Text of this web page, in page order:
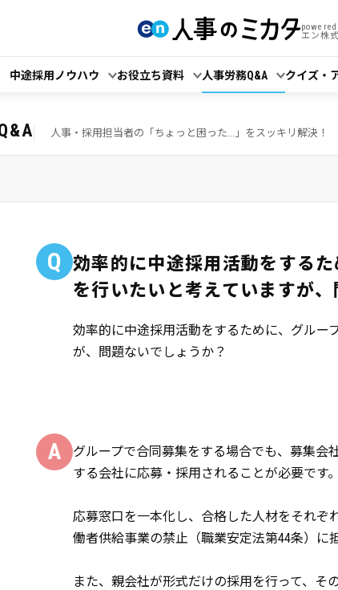
エン株
中途採用ノウハウ お役立ち資料 人事労務Q&A クイズ・
人事・採用担当者の「ちょっと困った...」をスッキリ解決！
Q
効率的に中途採用活動をする
を行いたいと考えていますが
効率的に中途採用活動をするために、グルー
が、問題ないでしょうか？
A
グループで合同募集をする場合でも、募集会
する会社に応募・採用されることが必要です。
応募窓口を一本化し、合格した人材をそれぞ
働者供給事業の禁止（職業安定法第44条）に
また、親会社が形式だけの採用を行って、そ